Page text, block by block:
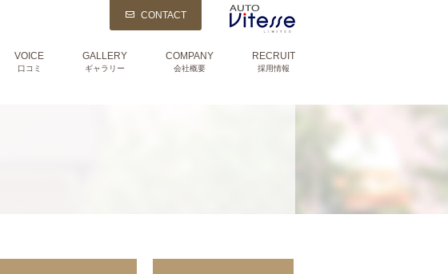
CONTACT
VOICE
口コミ
GALLERY
ギャラリー
COMPANY
会社概要
RECRUIT
採用情報